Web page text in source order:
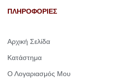
ΠΛΗΡΟΦΟΡΙΕΣ
Αρχική Σελίδα
Κατάστημα
Ο Λογαριασμός Μου